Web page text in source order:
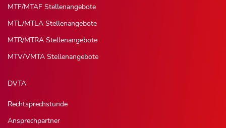
MTF/MTAF Stellenangebote
MTL/MTLA Stellenangebote
MTR/MTRA Stellenangebote
MTV/VMTA Stellenangebote
DVTA
Rechtsprechstunde
Ansprechpartner